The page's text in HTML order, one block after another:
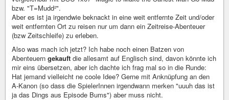
bzw. "T=Mudd²".
Aber es ist ja irgendwie beknackt in eine weit entfernte Zeit und/oder
weit entfernten Ort zu reisen nur um dann ein Zeitreise-Abenteuer
(bzw Zeitschleife) zu erleben.
Also was mach ich jetzt? Ich habe noch einen Batzen von
Abenteuern gekauft die allesamt auf Englisch sind, davon könnte ich
mir eins übersetzen, aber ich dachte ich frag mal so in die Runde:
Hat jemand vielleicht ne coole Idee? Gerne mit Anknüpfung an den
A-Kanon (so dass die SpielerInnen irgendwann merken "uuuh das ist
ja das Dings aus Episode Bums") aber muss nicht.